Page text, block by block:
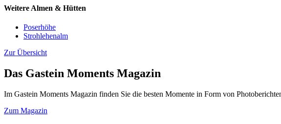
Weitere Almen & Hütten
Poserhöhe
Strohlehenalm
Zur Übersicht
Das Gastein Moments Magazin
Im Gastein Moments Magazin finden Sie die besten Momente in Form von
Zum Magazin